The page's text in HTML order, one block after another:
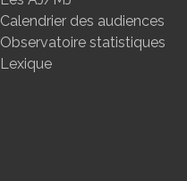
Calendrier des audiences
Observatoire statistiques
Lexique